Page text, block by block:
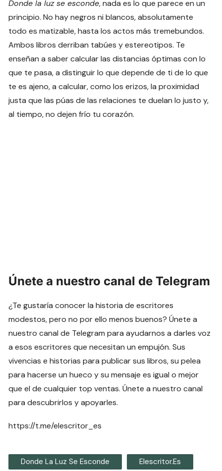
Donde la luz se esconde, nada es lo que parece en un
principio. No hay negros ni blancos, absolutamente
todo es matizable, hasta los actos más tremebundos.
Ambos libros derriban tabúes y estereotipos. Te
enseñan a saber calcular las distancias óptimas con lo
que te pasa, a distinguir lo que depende de ti de lo que
te es ajeno, a calcular, como los erizos, la proximidad
justa que las púas de las relaciones te duelan lo justo y,
al tiempo, no dejen frío tu corazón.
Únete a nuestro canal de Telegram
¿Te gustaría conocer la historia de escritores
modestos, pero no por ello menos buenos? Únete a
nuestro canal de Telegram para ayudarnos a darles voz
a esos escritores que necesitan un empujón. Sus
vivencias e historias para publicar sus libros, su pelea
para hacerse un hueco y su mensaje es igual o mejor
que el de cualquier top ventas. Únete a nuestro canal
para descubrirlos y apoyarles.
https://t.me/elescritor_es
Donde La Luz Se Esconde Elescritor.es